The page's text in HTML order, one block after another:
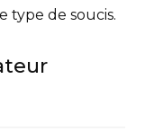
type de soucis.